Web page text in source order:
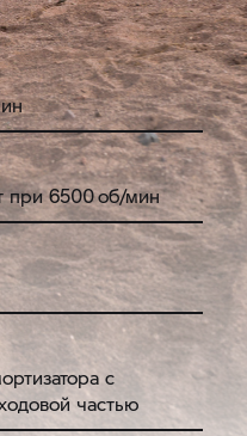
при 6500 об/мин
с
частью